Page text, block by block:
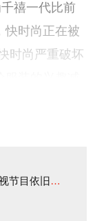
禧一代比前
快时尚正在被
时尚严重破坏
Everlane为
能适应任何
却并非所有
据主导地位